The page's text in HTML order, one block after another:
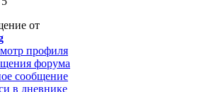
от
профиля
форума
сообщение
в дневнике